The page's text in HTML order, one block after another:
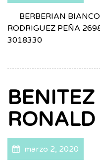
BERBERIAN
RODRIGUEZ PEÑA
3018330
RONALD
marzo 2, 2020